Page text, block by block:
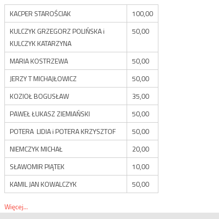
KACPER STAROŚCIAK
100,00
KULCZYK GRZEGORZ POLIŃSKA i
KULCZYK KATARZYNA
50,00
MARIA KOSTRZEWA
50,00
JERZY T MICHAJŁOWICZ
50,00
KOZIOŁ BOGUSŁAW
35,00
PAWEŁ ŁUKASZ ZIEMIAŃSKI
50,00
POTERA LIDIA i POTERA KRZYSZTOF
50,00
NIEMCZYK MICHAŁ
20,00
SŁAWOMIR PIĄTEK
10,00
KAMIL JAN KOWALCZYK
50,00
Więcej...